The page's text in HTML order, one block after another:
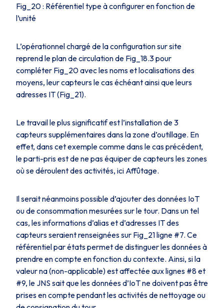
Fig_20 : Référentiel type à configurer en fonction de
l’unité
L’opérationnel chargé de la configuration sur site
reprend le plan de circulation de Fig_18.3pour
compléter Fig_20avec les noms et localisations des
moyens, leur capteurs le cas échéant ainsi que leurs
adresses IT (Fig_21).
Le travail le plus significatif est l’installation de 3
capteurs supplémentaires dans la zone d’outillage. En
effet, dans cet exemple comme dans le cas précédent,
le parti-pris est de ne pas équiper de capteurs les zones
où se déroulent des activités, ici Affûtage.
Il serait néanmoins possible d’ajouter des données IoT
ou de consommation mesurées sur le tour. Dans un tel
cas, les informations d’alias et d’adresses IT des
capteurs seraient renseignées sur Fig_21ligne #7. Ce
référentiel par états permet de distinguer les données à
prendre en compte en fonction du contexte. Ainsi, si la
valeur na (non-applicable) est affectée aux lignes #8 et
#9, le JNS sait que les données d’IoT ne doivent pas être
prises en compte pendant les activités de nettoyage ou